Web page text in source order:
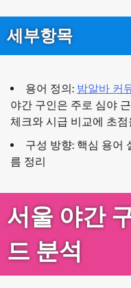
세부항목
용어 정의: 밤알바 커
야간 구인은 주로 심야
체크와 시급 비교에 초
구성 방향: 핵심 용
름 정리
서울 야간
드 분석